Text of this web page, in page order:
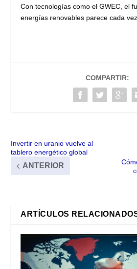
Con tecnologías como el GWEC, el
energías renovables parece cada
COMPARTIR:
Invertir en uranio vuelve al
tablero energético global
ANTERIOR
ARTÍCULOS